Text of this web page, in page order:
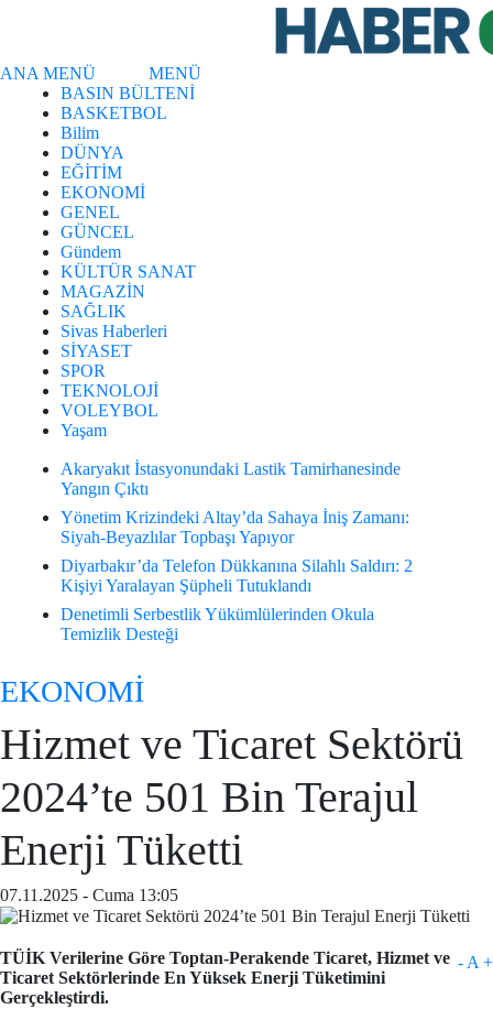
ANA MENÜ
MENÜ
BASIN BÜLTENİ
BASKETBOL
Bilim
DÜNYA
EĞİTİM
EKONOMİ
GENEL
GÜNCEL
Gündem
KÜLTÜR SANAT
MAGAZİN
SAĞLIK
Sivas Haberleri
SİYASET
SPOR
TEKNOLOJİ
VOLEYBOL
Yaşam
Akaryakıt İstasyonundaki Lastik Tamirhanesinde
Yangın Çıktı
Yönetim Krizindeki Altay’da Sahaya İniş Zamanı:
Siyah-Beyazlılar Topbaşı Yapıyor
Diyarbakır’da Telefon Dükkanına Silahlı Saldırı: 2
Kişiyi Yaralayan Şüpheli Tutuklandı
Denetimli Serbestlik Yükümlülerinden Okula
Temizlik Desteği
EKONOMİ
Hizmet ve Ticaret Sektörü
2024’te 501 Bin Terajul
Enerji Tüketti
07.11.2025 - Cuma 13:05
- A +
TÜİK Verilerine Göre Toptan-Perakende Ticaret, Hizmet ve
Ticaret Sektörlerinde En Yüksek Enerji Tüketimini
Gerçekleştirdi.